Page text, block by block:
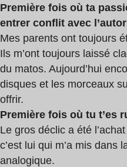
Première fois où ta
entrer conflit avec
Mes parents ont toujours
Ils m’ont toujours laissé
du matos. Aujourd’hui
disques et les morceaux
offrir.
Première fois où tu t’es
Le gros déclic a été
c’est lui qui m’a mis dans
analogique.